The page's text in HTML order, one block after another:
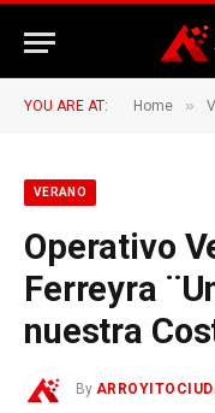
YOU ARE AT: Home »
VERANO
Operativo
Ferreyra
nuestra
By